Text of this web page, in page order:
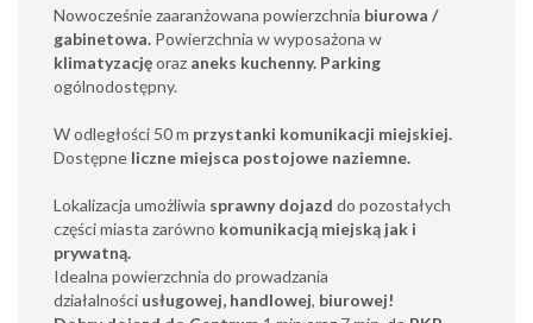
Nowocześnie zaaranżowana powierzchnia biurowa /
gabinetowa. Powierzchnia w wyposażona w
klimatyzacjęoraz aneks kuchenny. Parking
ogólnodostępny.
W odległości 50 m przystanki komunikacji miejskiej.
Dostępne liczne miejsca postojowe naziemne.
Lokalizacja umożliwia sprawny dojazd do pozostałych
części miasta zarówno komunikacją miejską jak i
prywatną.
Idealna powierzchnia do prowadzania
działalności usługowej, handlowej, biurowej!